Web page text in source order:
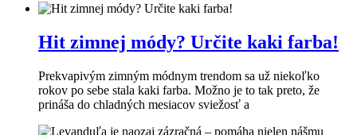
Hit zimnej módy? Určite kaki farba!
Prekvapivým zimným módnym trendom sa už niekoľko
rokov po sebe stala kaki farba. Možno je to tak preto, že
prináša do chladných mesiacov sviežosť a